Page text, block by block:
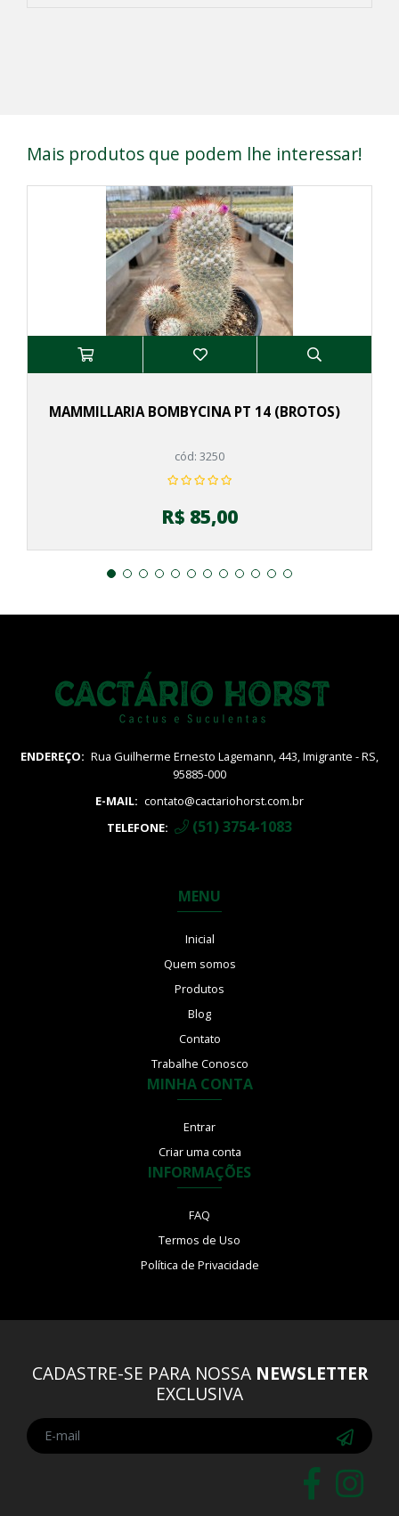
Mais produtos que podem lhe interessar!
MAMMILLARIA BOMBYCINA PT 14 (BROTOS)
cód: 3250
R$ 85,00
ENDEREÇO: Rua Guilherme Ernesto Lagemann, 443, Imigrante - RS,
95885-000
E-MAIL: contato@cactariohorst.com.br
TELEFONE:
(51) 3754-1083
MENU
Inicial
Quem somos
Produtos
Blog
Contato
Trabalhe Conosco
MINHA CONTA
Entrar
Criar uma conta
INFORMAÇÕES
FAQ
Termos de Uso
Política de Privacidade
CADASTRE-SE PARA NOSSA NEWSLETTER
EXCLUSIVA